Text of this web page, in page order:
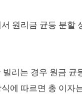
원리금 균등 분할
리는 경우 원금
에 따르면 총 이